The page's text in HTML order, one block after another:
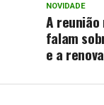
NOVIDADE
A reunião
falam
e a